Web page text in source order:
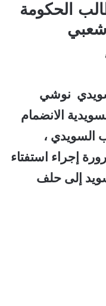
الحكومة
شعبي
نوشي
الانضمام
السويدي ،
إجراء استفتاء
إلى حلف